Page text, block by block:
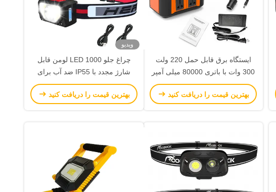
ایستگاه برق قابل حمل 220 ولت
300 وات با باتری 80000 میلی آمپر
و 27 ولت PD نوع C برای کمپینگ و
اورژانس
بهترین قیمت را دریافت کنید
ویدیو
چراغ جلو LED 1000 لومن قابل
شارژ مجدد با IP55 ضد آب برای
کمپینگ و دوچرخه سواری
بهترین قیمت را دریافت کنید